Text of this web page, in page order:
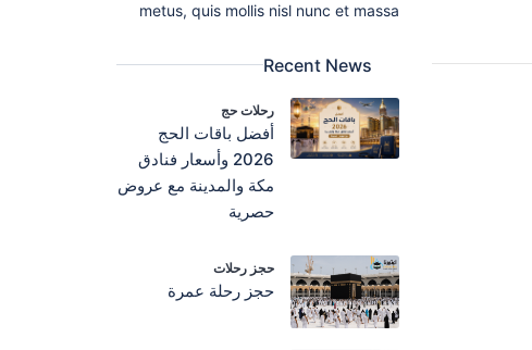
metus, quis mollis nisl nunc et massa
Recent News
رحلات حج
أفضل باقات الحج
2026 وأسعار فنادق
مكة والمدينة مع عروض
حصرية
حجز رحلات
حجز رحلة عمرة